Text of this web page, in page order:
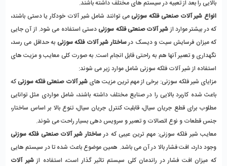
بالایی را بعد از تعبیه در سیستم های مختلف داشته باشند.
انواع شیر آلات صنعتی فلکه سوزنی
که در بیشتر موارد از شیر آلات صنعتی فلکه سوزنی
که میزان فرسایش سیت و دیسک در ساختار شیر آلات فلکه سوزنی
استفاده از شیر آلات فلکه سوزنی شامل موارد زیر می شوند:
مزایای شیر فلکه سوزنی: برخی از مهم ترین مزیت های شیر آلات صنعتی فلکه سوزنی
جنس قطعات و نوع اتصالات و تعمیر و سرویس دهی بسیار راحت می شوند.
معایب شیر فلکه سوزنی: مهم ترین عیبی که در ساختار شیر آلات صنعتی فلکه سوزنی
که میزان افت فشار در راندمان کلی سیستم تاثیر گذار است، استفاده از